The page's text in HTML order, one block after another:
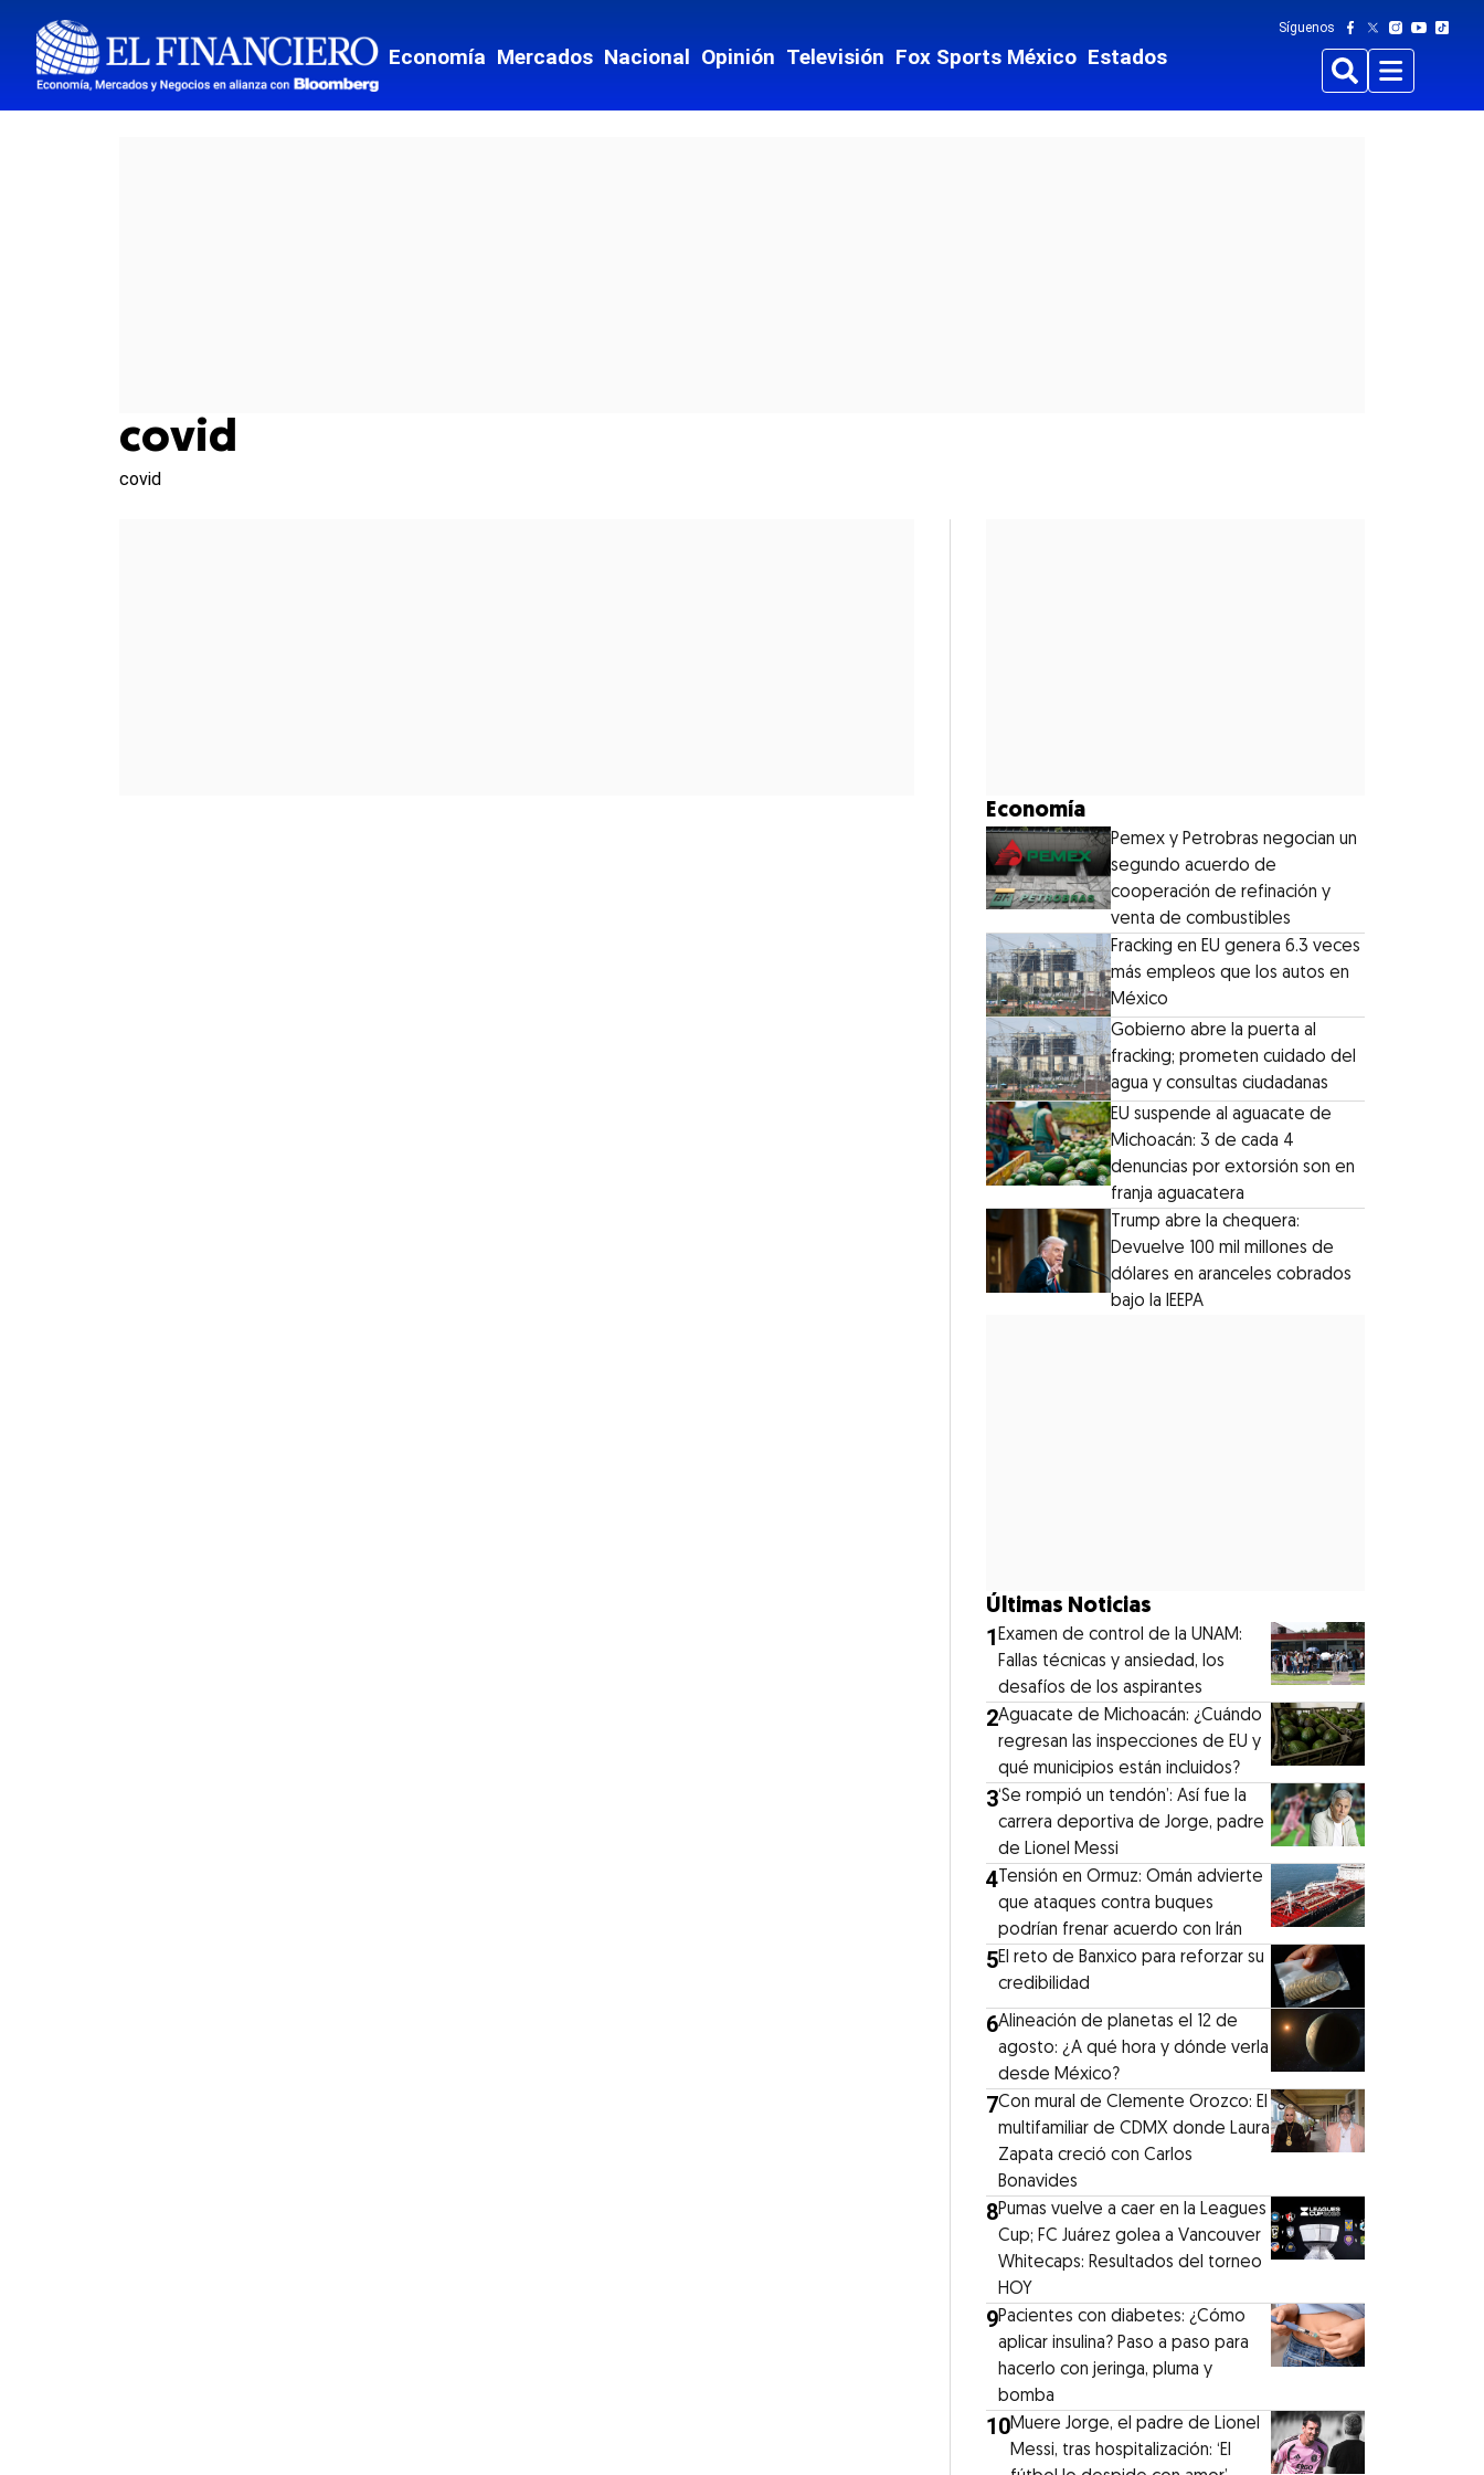
Economía Mercados Nacional Opinión Televisión Fox Sports México Estados
Síguenos
BuscarMenu
covid
covid
Economía
Pemex y Petrobras negocian un
segundo acuerdo de
cooperación de refinación y
venta de combustibles
Fracking en EU genera 6.3 veces
más empleos que los autos en
México
Gobierno abre la puerta al
fracking; prometen cuidado del
agua y consultas ciudadanas
EU suspende al aguacate de
Michoacán: 3 de cada 4
denuncias por extorsión son en
franja aguacatera
Trump abre la chequera:
Devuelve 100 mil millones de
dólares en aranceles cobrados
bajo la IEEPA
Últimas Noticias
1Examen de control de la UNAM:
Fallas técnicas y ansiedad, los
desafíos de los aspirantes
2Aguacate de Michoacán: ¿Cuándo
regresan las inspecciones de EU y
qué municipios están incluidos?
3‘Se rompió un tendón’: Así fue la
carrera deportiva de Jorge, padre
de Lionel Messi
4Tensión en Ormuz: Omán advierte
que ataques contra buques
podrían frenar acuerdo con Irán
5El reto de Banxico para reforzar su
credibilidad
6Alineación de planetas el 12 de
agosto: ¿A qué hora y dónde verla
desde México?
7Con mural de Clemente Orozco: El
multifamiliar de CDMX donde Laura
Zapata creció con Carlos
Bonavides
8Pumas vuelve a caer en la Leagues
Cup; FC Juárez golea a Vancouver
Whitecaps: Resultados del torneo
HOY
9Pacientes con diabetes: ¿Cómo
aplicar insulina? Paso a paso para
hacerlo con jeringa, pluma y
bomba
10Muere Jorge, el padre de Lionel
Messi, tras hospitalización: ‘El